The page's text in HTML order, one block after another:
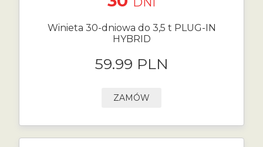
Winieta 30-dniowa do 3,5 t PLUG-IN
HYBRID
59.99 PLN
ZAMÓW